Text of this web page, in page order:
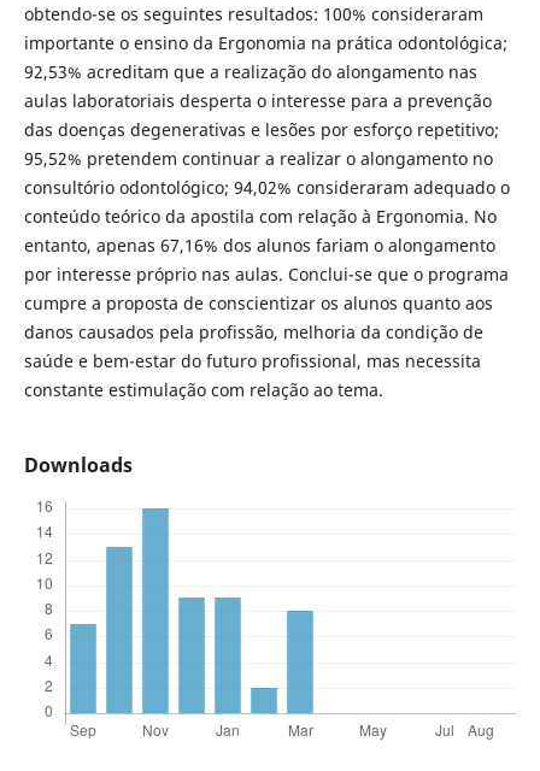
obtendo-se os seguintes resultados: 100% consideraram
importante o ensino da Ergonomia na prática odontológica;
92,53% acreditam que a realização do alongamento nas
aulas laboratoriais desperta o interesse para a prevenção
das doenças degenerativas e lesões por esforço repetitivo;
95,52% pretendem continuar a realizar o alongamento no
consultório odontológico; 94,02% consideraram adequado o
conteúdo teórico da apostila com relação à Ergonomia. No
entanto, apenas 67,16% dos alunos fariam o alongamento
por interesse próprio nas aulas. Conclui-se que o programa
cumpre a proposta de conscientizar os alunos quanto aos
danos causados pela profissão, melhoria da condição de
saúde e bem-estar do futuro profissional, mas necessita
constante estimulação com relação ao tema.
Downloads